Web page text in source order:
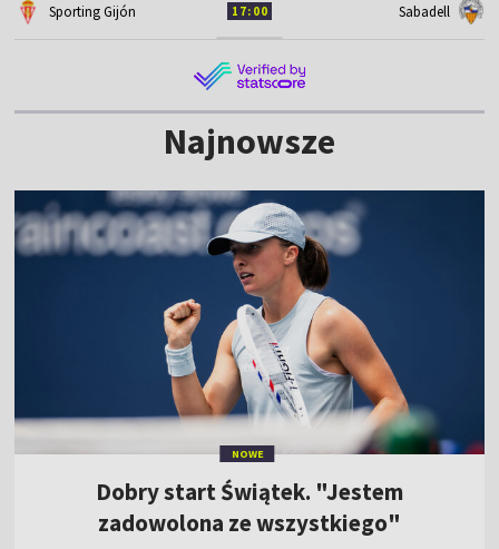
Sporting Gijón 17:00 Sabadell
Najnowsze
NOWE
Dobry start Świątek. "Jestem
zadowolona ze wszystkiego"